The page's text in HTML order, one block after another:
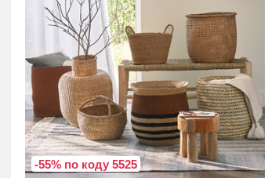
-55% по коду 5525